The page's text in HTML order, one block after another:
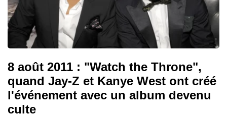
8 août 2011 : "Watch the Throne",
quand Jay-Z et Kanye West ont créé
l'événement avec un album devenu
culte